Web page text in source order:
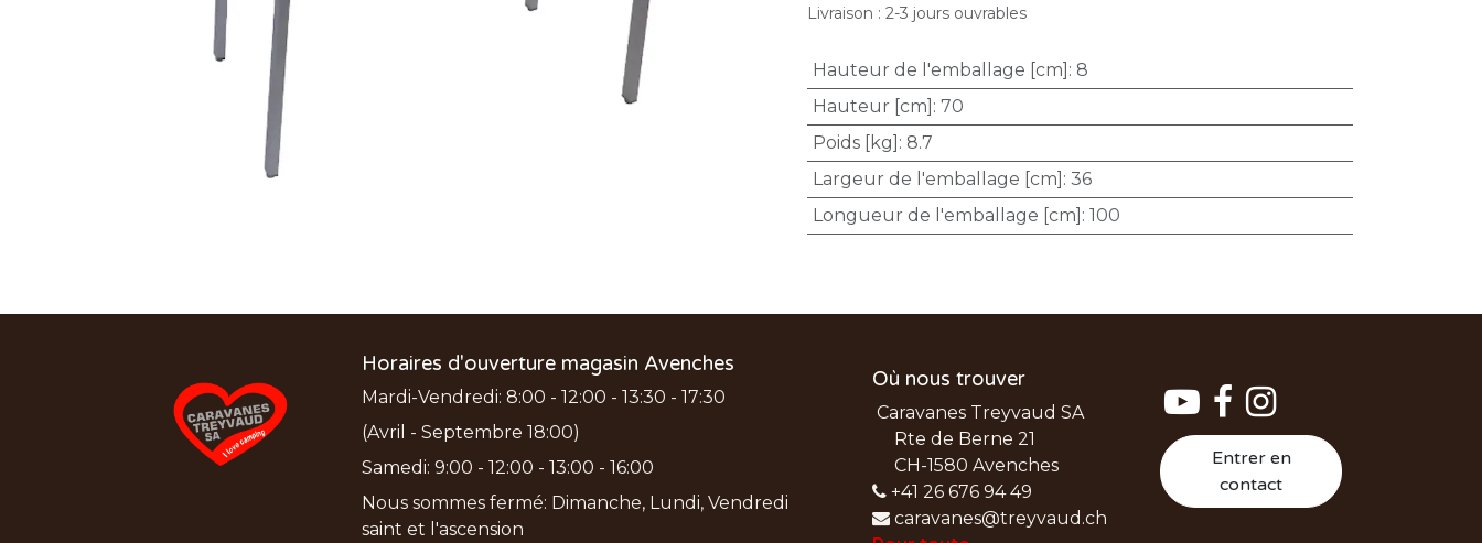
Livraison : 2-3 jours ouvrables
Hauteur de l'emballage [cm] : 8
Hauteur [cm] : 70
Poids [kg] : 8.7
Largeur de l'emballage [cm] : 36
Longueur de l'emballage [cm] : 100
Entrer en
contact
Horaires d'ouverture magasin Avenches
Mardi-Vendredi: 8:00 - 12:00 - 13:30 - 17:30
(Avril - Septembre 18:00)
Samedi: 9:00 - 12:00 - 13:00 - 16:00
Nous sommes fermé: Dimanche, Lundi, Vendredi
saint et l'ascension
Où nous trouver
Caravanes Treyvaud SA
Rte de Berne 21
CH-1580 Avenches
+41 26 676 94 49
caravanes@treyvaud.ch